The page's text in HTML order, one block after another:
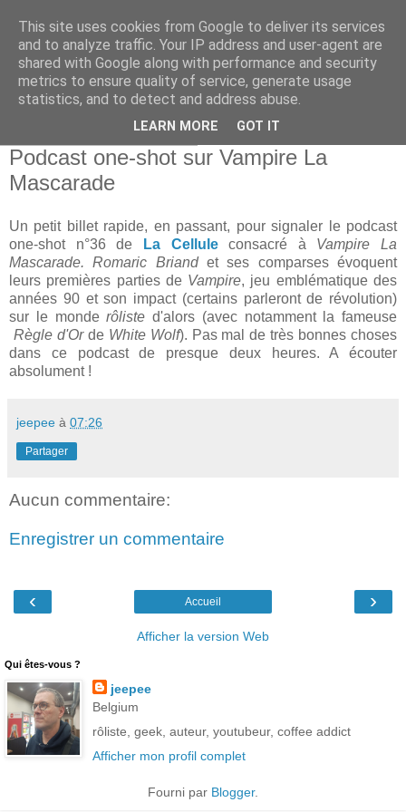
Podcast one-shot sur Vampire La
Mascarade
Un petit billet rapide, en passant, pour signaler le podcast
one-shot n°36 de
La Celluleconsacré à Vampire La
Mascarade.Romaric Briandet ses comparses évoquent
leurs premières parties de Vampire, jeu emblématique des
années 90 et son impact (certains parleront de révolution)
sur le monderôliste d'alors (avec notamment la fameuse
Règle d'Orde White Wolf). Pas mal de très bonnes choses
dans ce podcast de presque deux heures. A écouter
absolument !
jeepee à 07:26
Partager
Aucun commentaire:
Enregistrer un commentaire
‹ ›
Accueil
Afficher la version Web
Qui êtes-vous ?
jeepee
Belgium
rôliste, geek, auteur, youtubeur, coffee addict
Afficher mon profil complet
Fourni par Blogger.
This site uses cookies from Google to deliver its services
and to analyze traffic. Your IP address and user-agent are
shared with Google along with performance and security
metrics to ensure quality of service, generate usage
statistics, and to detect and address abuse.
LEARN MORE GOT IT